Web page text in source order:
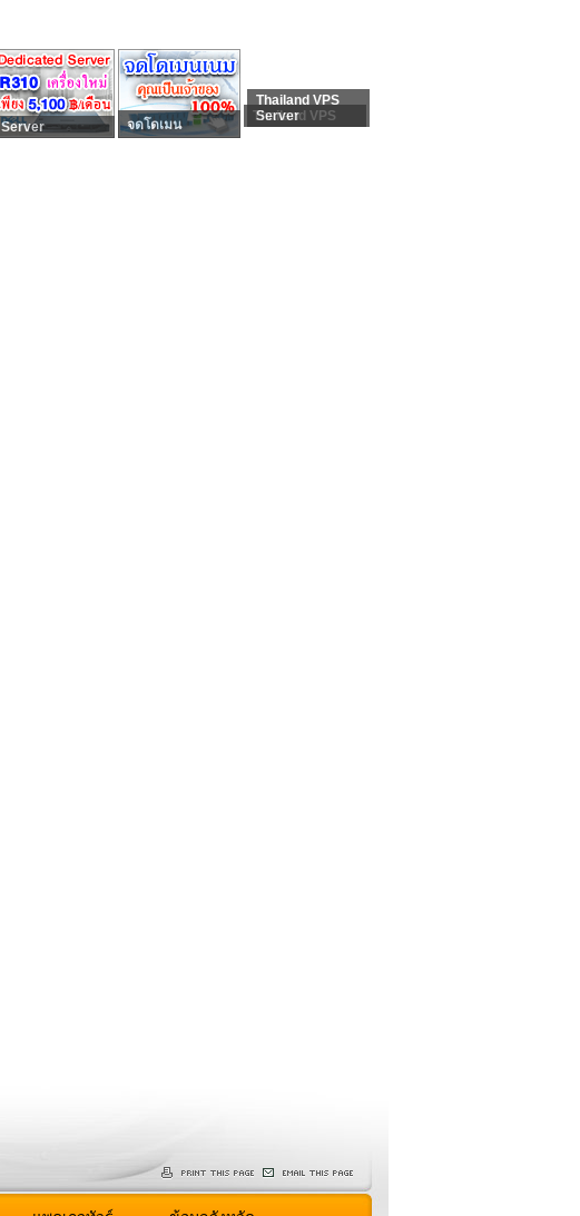
Server จดโดเมน
Thailand VPS
Thailand VPS
Server